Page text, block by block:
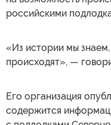
российскими
«Из истории мы знаем,
происходят», —
Его организация
содержится